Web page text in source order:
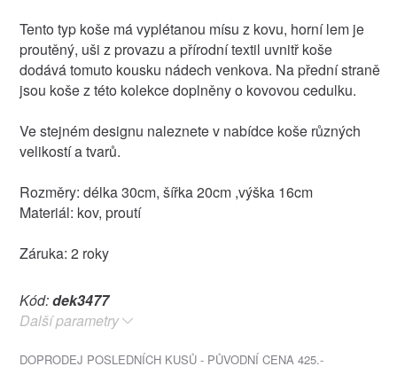
Tento typ koše má vyplétanou mísu z kovu, horní lem je
proutěný, uši z provazu a přírodní textil uvnitř koše
dodává tomuto kousku nádech venkova. Na přední straně
jsou koše z této kolekce doplněny o kovovou cedulku.
Ve stejném designu naleznete v nabídce koše různých
velikostí a tvarů.
Rozměry: délka 30cm, šířka 20cm ,výška 16cm
Materiál: kov, proutí
Záruka: 2 roky
Kód:dek3477
Další parametry
DOPRODEJ POSLEDNÍCH KUSŮ - PŮVODNÍ CENA 425.-